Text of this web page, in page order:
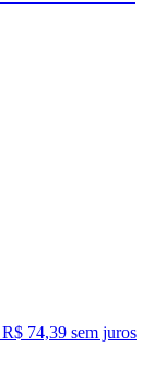
R$ 74,39 sem juros